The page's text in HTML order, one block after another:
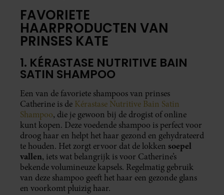
FAVORIETE
HAARPRODUCTEN VAN
PRINSES KATE
1. KÉRASTASE NUTRITIVE BAIN
SATIN SHAMPOO
Een van de favoriete shampoos van prinses
Catherine is de Kérastase Nutritive Bain Satin
Shampoo, die je gewoon bij de drogist of online
kunt kopen. Deze voedende shampoo is perfect voor
droog haar en helpt het haar gezond en gehydrateerd
te houden. Het zorgt ervoor dat de lokken soepel
vallen, iets wat belangrijk is voor Catherine’s
bekende volumineuze kapsels. Regelmatig gebruik
van deze shampoo geeft het haar een gezonde glans
en voorkomt pluizig haar.